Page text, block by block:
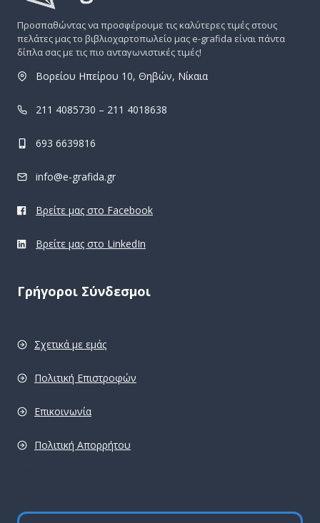
Προσπαθώντας να προσφέρουμε τις καλύτερες τιμές στους
πελάτες μας το βιβλιοχαρτοπωλείο μας e-grafida είναι πάντα
δίπλα σας με τις πιο ανταγωνιστικές τιμές!
Βορείου Ηπείρου 10, Θηβών, Νίκαια
211 4085730 – 211 4018638
693 6639816
info@e-grafida.gr
Βρείτε μας στο Facebook
Βρείτε μας στο LinkedIn
Γρήγοροι Σύνδεσμοι
Σχετικά με εμάς
Πολιτική Επιστροφών
Επικοινωνία
Πολιτική Απορρήτου